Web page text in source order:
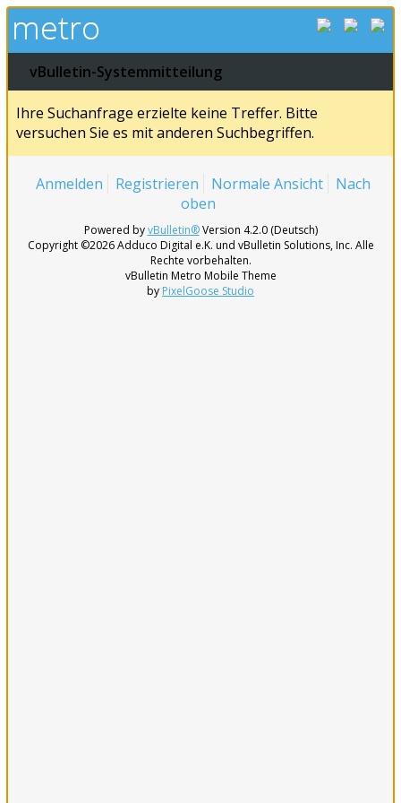
vBulletin-Systemmitteilung
Ihre Suchanfrage erzielte keine Treffer. Bitte
versuchen Sie es mit anderen Suchbegriffen.
Anmelden Registrieren Normale Ansicht
Nach
oben
Powered byvBulletin®Version 4.2.0 (Deutsch)
Copyright ©2026 Adduco Digital e.K. und vBulletin Solutions, Inc. Alle
Rechte vorbehalten.
vBulletin Metro Mobile Theme
by PixelGoose Studio